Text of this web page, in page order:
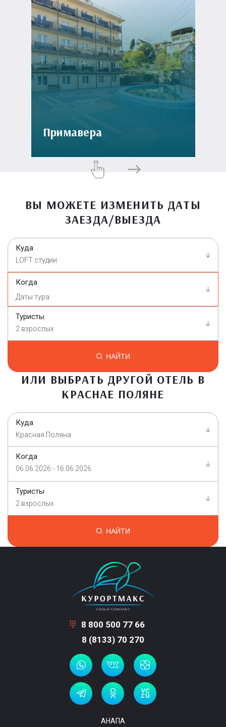
Примавера
ВЫ МОЖЕТЕ ИЗМЕНИТЬ ДАТЫ
ЗАЕЗДА/ВЫЕЗДА
Куда
LOFT студии
Когда
Туристы
2 взрослых
НАЙТИ
ИЛИ ВЫБРАТЬ ДРУГОЙ ОТЕЛЬ В
КРАСНАЕ ПОЛЯНЕ
Куда
Красная Поляна
Когда
06.06.2026 - 16.06.2026
Туристы
2 взрослых
НАЙТИ
8 800 500 77 66
8 (8133) 70 270
АНАПА